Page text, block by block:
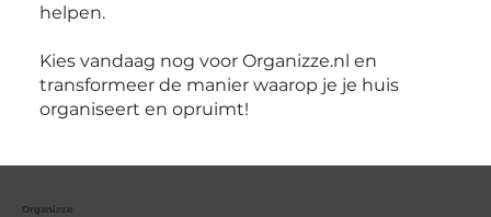
helpen.
Kies vandaag nog voor Organizze.nl en
transformeer de manier waarop je je huis
organiseert en opruimt!
Organizze